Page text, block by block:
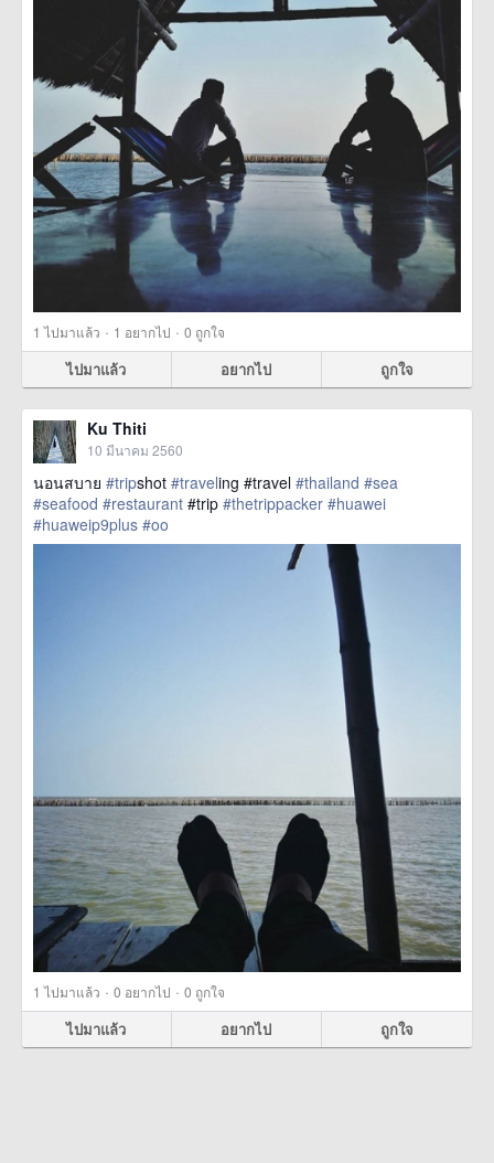
1 ไปมาแล้ว · 1 อยากไป · 0 ถูกใจ
ไปมาแล้ว อยากไป ถูกใจ
Ku Thiti
10 มีนาคม 2560
นอนสบาย #tripshot #traveling #travel #thailand #sea
#seafood #restaurant #trip #thetrippacker #huawei
#huaweip9plus #oo
1 ไปมาแล้ว · 0 อยากไป · 0 ถูกใจ
ไปมาแล้ว อยากไป ถูกใจ